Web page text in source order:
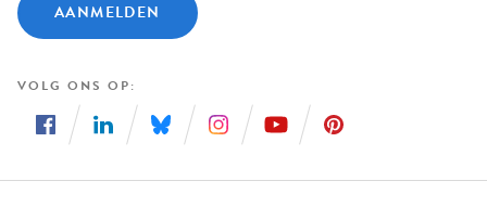
AANMELDEN
VOLG ONS OP
ons
ons
ons
ons
ons
ons